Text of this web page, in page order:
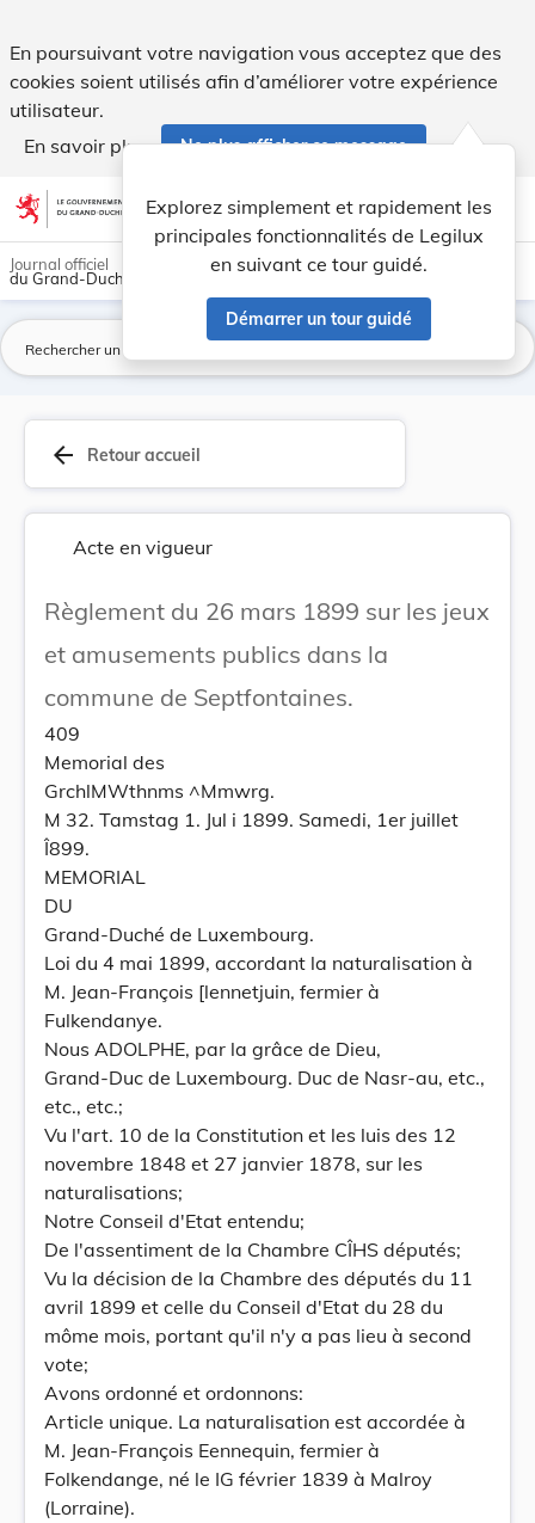
En poursuivant votre navigation vous acceptez que des
cookies soient utilisés afin d’améliorer votre expérience
utilisateur.
En savoir plus
Ne plus afficher ce message
Aller au contenu account_circle help Aide
Explorez simplement et rapidement les
principales fonctionnalités de Legilux
en suivant ce tour guidé.
Démarrer un tour guidé
light_mode dark_mode
Journal officiel
du Grand-Duché de Luxembourg
arrow_back Retour accueil
Acte en vigueur
Règlement du 26 mars 1899 sur les jeux
et amusements publics dans la
commune de Septfontaines.
409
Memorial des
GrchlMWthnms ^Mmwrg.
M 32. Tamstag 1. Jul i 1899. Samedi, 1er juillet
Î899.
MEMORIAL
DU
Grand-Duché de Luxembourg.
Loi du 4 mai 1899, accordant la naturalisation à
M. Jean-François [lennetjuin, fermier à
Fulkendanye.
Nous ADOLPHE, par la grâce de Dieu,
Grand-Duc de Luxembourg. Duc de Nasr-au, etc.,
etc., etc.;
Vu l'art. 10 de la Constitution et les luis des 12
novembre 1848 et 27 janvier 1878, sur les
naturalisations;
Notre Conseil d'Etat entendu;
De l'assentiment de la Chambre CÎHS députés;
Vu la décision de la Chambre des députés du 11
avril 1899 et celle du Conseil d'Etat du 28 du
môme mois, portant qu'il n'y a pas lieu à second
vote;
Avons ordonné et ordonnons:
Article unique. La naturalisation est accordée à
M. Jean-François Eennequin, fermier à
Folkendange, né le IG février 1839 à Malroy
(Lorraine).